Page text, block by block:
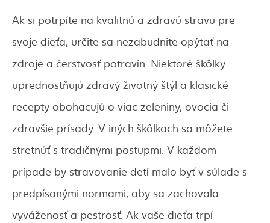
Ak si potrpíte na kvalitnú a zdravú stravu pre
svoje dieťa, určite sa nezabudnite opýtať na
zdroje a čerstvosť potravín. Niektoré škôlky
uprednostňujú zdravý životný štýl a klasické
recepty obohacujú o viac zeleniny, ovocia či
zdravšie prísady. V iných škôlkach sa môžete
stretnúť s tradičnými postupmi. V každom
prípade by stravovanie detí malo byť v súlade s
predpísanými normami, aby sa zachovala
vyváženosť a pestrosť. Ak vaše dieťa trpí